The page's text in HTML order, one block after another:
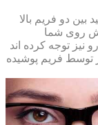
بین دو فریم بالا
روی شما
نیز توجه کرده اند
توسط فریم پوشیده